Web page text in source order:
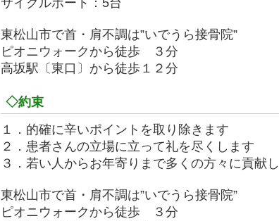
サイクルポート：5台
東松山市で首・肩不調は”いでうら接骨院”
ピオニウォークから徒歩 ３分
高坂駅〔東口〕から徒歩１２分
◇約束
１．的確に辛いポイントを取り除きます
２．患者さんの立場に立って礼を尽くします
３．若い人からお年寄りまで多くの方々に貢献
東松山市で首・肩不調は”いでうら接骨院”
ピオニウォークから徒歩 ３分